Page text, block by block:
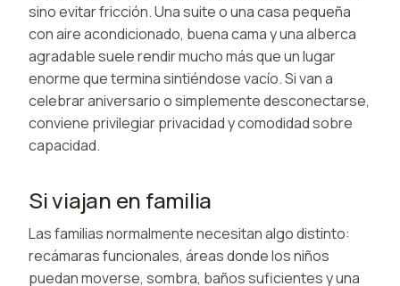
sino evitar fricción. Una suite o una casa pequeña
con aire acondicionado, buena cama y una alberca
agradable suele rendir mucho más que un lugar
enorme que termina sintiéndose vacío. Si van a
celebrar aniversario o simplemente desconectarse,
conviene privilegiar privacidad y comodidad sobre
capacidad.
Si viajan en familia
Las familias normalmente necesitan algo distinto:
recámaras funcionales, áreas donde los niños
puedan moverse, sombra, baños suficientes y una